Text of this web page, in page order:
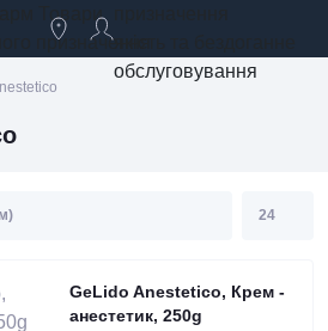
якість та бездоганне
обслуговування
GeLido Anestetico, Крем -
анестетик, 250g